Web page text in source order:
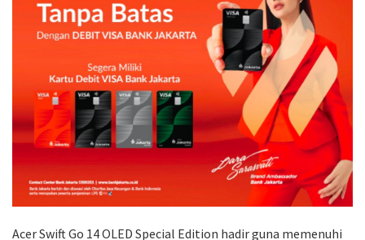
Acer Swift Go 14 OLED Special Edition hadir guna memenuhi